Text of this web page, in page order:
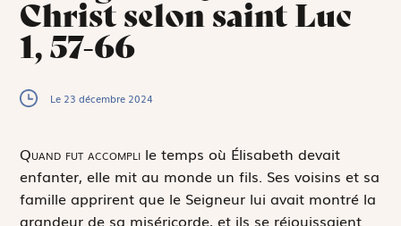
Christ selon saint Luc
1, 57-66
Le 23 décembre 2024
Quand fut accompli le temps où Élisabeth devait
enfanter, elle mit au monde un fils. Ses voisins et sa
famille apprirent que le Seigneur lui avait montré la
grandeur de sa miséricorde, et ils se réjouissaient